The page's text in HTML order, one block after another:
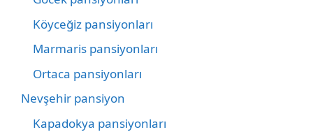
Köyceğiz pansiyonları
Marmaris pansiyonları
Ortaca pansiyonları
Nevşehir pansiyon
Kapadokya pansiyonları